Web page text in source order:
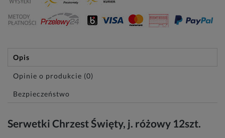
Opis
Opinie o produkcie (0)
Bezpieczeństwo
Serwetki Chrzest Święty, j. różowy 12szt.